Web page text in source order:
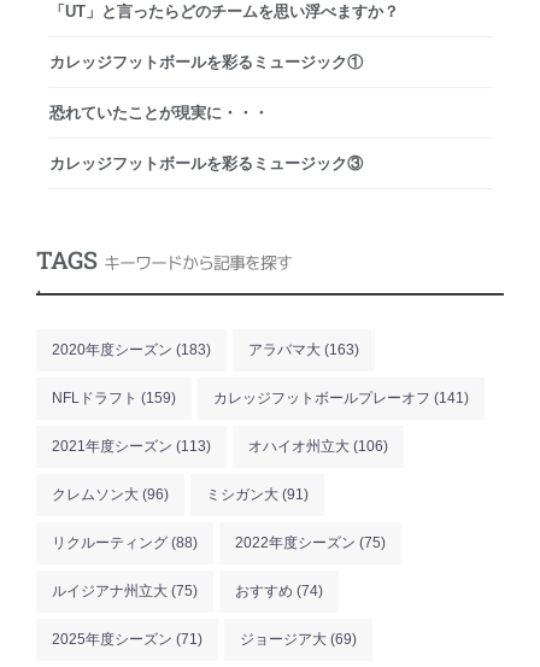
「UT」と言ったらどのチームを思い浮べますか？
カレッジフットボールを彩るミュージック①
恐れていたことが現実に・・・
カレッジフットボールを彩るミュージック③
TAGS キーワードから記事を探す
.
2020年度シーズン (183) アラバマ大 (163)
NFLドラフト (159) カレッジフットボールプレーオフ (141)
2021年度シーズン (113) オハイオ州立大 (106)
クレムソン大 (96) ミシガン大 (91)
リクルーティング (88) 2022年度シーズン (75)
ルイジアナ州立大 (75) おすすめ (74)
2025年度シーズン (71) ジョージア大 (69)